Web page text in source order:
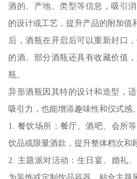
酒的、产地、类型等信息，吸引
的设计或工艺，提升产品的附加值
后，酒瓶在开启后可以重新封口
的酒。部分酒瓶还具有收藏价值
瓶。
异形酒瓶因其特的设计和造型，
吸引力，也能增添趣味性和仪式感
1. 餐饮场所：餐厅、酒吧、会所
饮品或限量酒款，提升整体档次和
2. 主题派对活动：生日宴、婚礼